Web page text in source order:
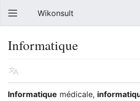
Wikonsult
Informatique
Informatique médicale,